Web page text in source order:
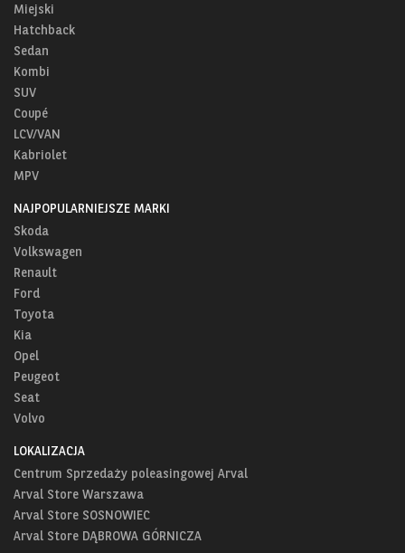
Miejski
Hatchback
Sedan
Kombi
SUV
Coupé
LCV/VAN
Kabriolet
MPV
NAJPOPULARNIEJSZE MARKI
Skoda
Volkswagen
Renault
Ford
Toyota
Kia
Opel
Peugeot
Seat
Volvo
LOKALIZACJA
Centrum Sprzedaży poleasingowej Arval
Arval Store Warszawa
Arval Store SOSNOWIEC
Arval Store DĄBROWA GÓRNICZA